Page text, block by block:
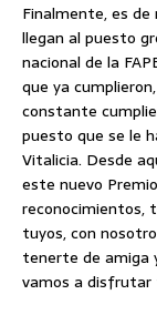
Finalmente, es de
llegan al puesto
nacional de la
que ya
constante
puesto que se le
Vitalicia. Desde
este nuevo
reconocimientos,
tuyos, con
tenerte de amiga
vamos a disfrutar